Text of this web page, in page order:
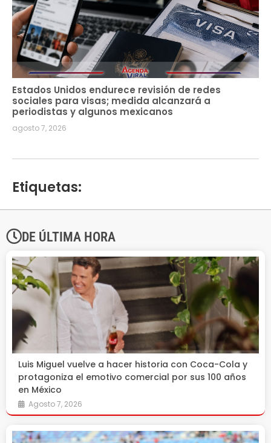
Estados Unidos endurece revisión de redes
sociales para visas; medida alcanzará a
periodistas y algunos mexicanos
agosto 7, 2026
Etiquetas:
DE ÚLTIMA HORA
Luis Miguel vuelve a hacer historia con Coca-Cola y
protagoniza el emotivo comercial por sus 100 años
en México
Agosto 7, 2026